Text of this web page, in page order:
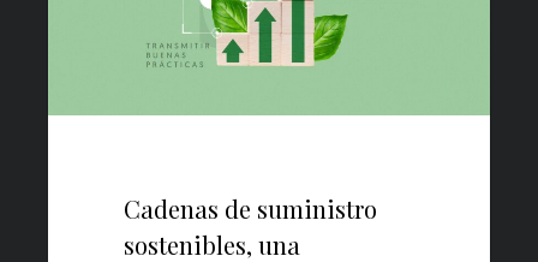
Cadenas de suministro
sostenibles, una